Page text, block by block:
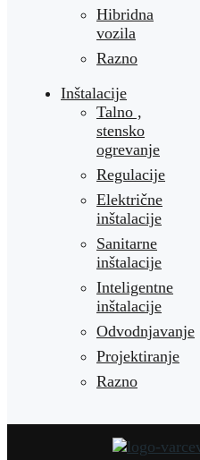
Hibridna
vozila
Razno
Inštalacije
Talno ,
stensko
ogrevanje
Regulacije
Električne
inštalacije
Sanitarne
inštalacije
Inteligentne
inštalacije
Odvodnjavanje
Projektiranje
Razno